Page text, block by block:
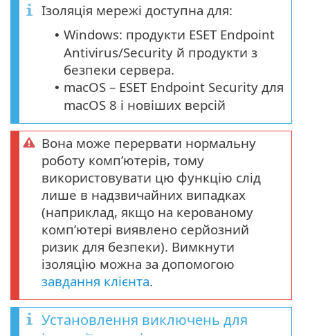
Ізоляція мережі доступна для:
• Windows: продукти ESET Endpoint
Antivirus/Security й продукти з
безпеки сервера.
• macOS – ESET Endpoint Security для
macOS 8 і новіших версій
Вона може перервати нормальну
роботу комп’ютерів, тому
використовувати цю функцію слід
лише в надзвичайних випадках
(наприклад, якщо на керованому
комп’ютері виявлено серйозний
ризик для безпеки). Вимкнути
ізоляцію можна за допомогою
завдання клієнта.
Установлення виключень для